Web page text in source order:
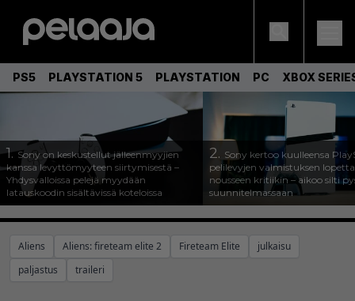
PS5 PLAYSTATION 5 PLAYSTATION PC XBOX
1.Sony on keskustellut jälleenmyyjien
kanssa levyttömyyteen siirtymisestä –
Yhdysvalloissa pelejä myydään
latauskoodin sisältävissä koteloissa
2. Sony kertoo kuulleensa
pelilevyjen valmistuksen
nousseen kritiikin – aikoo silti
suunnitelmassaan
Aliens Aliens: fireteam elite 2 Fireteam Elite
julkaisu
paljastus
traileri